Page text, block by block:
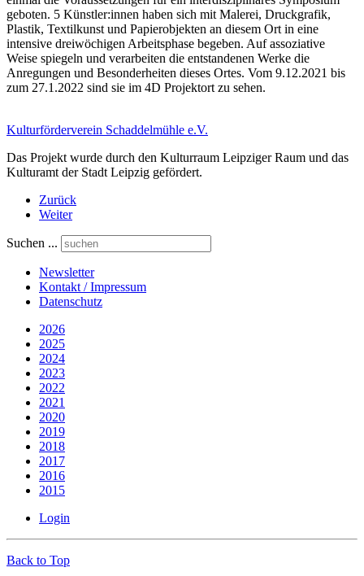
geboten. 5 Künstler:innen haben sich mit Malerei, Druckgrafik,
Plastik, Textilkunst und Papierobjekten an diesem Ort in eine
intensive dreiwöchigen Arbeitsphase begeben. Auf assoziative
Weise spiegeln und verarbeiten die entstandenen Werke die
Anregungen und Besonderheiten dieses Ortes. Vom 9.12.2021 bis
zum 27.1.2022 sind sie im 4D Projektort zu sehen.
Kulturförderverein Schaddelmühle e.V.
Das Projekt wurde durch den Kulturraum Leipziger Raum und das
Kulturamt der Stadt Leipzig gefördert.
Zurück
Weiter
Suchen ...
Newsletter
Kontakt / Impressum
Datenschutz
2026
2025
2024
2023
2022
2021
2020
2019
2018
2017
2016
2015
Login
Back to Top